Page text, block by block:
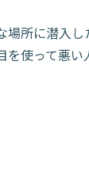
場所に潜入
を使って悪い